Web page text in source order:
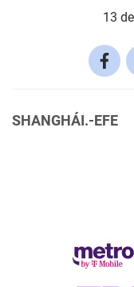
13
SHANGHÁI.-EFE